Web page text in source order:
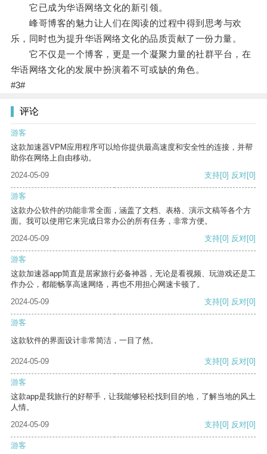
它已成为华语网络文化的新引领。
峰哥博客的魅力让人们在阅读的过程中得到思考与欢
乐，同时也为提升华语网络文化的品质贡献了一份力量。
它不仅是一个博客，更是一个凝聚力量的社群平台，在
华语网络文化的发展中扮演着不可或缺的角色。
#3#
评论
游客
这款加速器VPM应用程序可以给你提供最高速度和安全性的连接，并帮
助你在网络上自由移动。
2024-05-09
支持[0] 反对[0]
游客
这款办公软件的功能非常全面，涵盖了文档、表格、演示文稿等各个方
面。我可以使用它来完成日常办公的所有任务，非常方便。
2024-05-09
支持[0] 反对[0]
游客
这款加速器app简直是居家旅行必备神器，无论是看视频、玩游戏还是工
作办公，都能畅享高速网络，再也不用担心网速卡顿了。
2024-05-09
支持[0] 反对[0]
游客
这款软件的界面设计非常简洁，一目了然。
2024-05-09 支持[0] 反对[0]
游客
这款app是我旅行的好帮手，让我能够轻松找到目的地，了解当地的风土
人情。
2024-05-09
支持[0] 反对[0]
游客